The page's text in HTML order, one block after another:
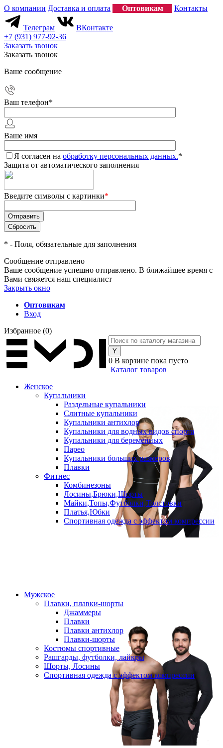
О компании Доставка и оплата Оптовикам Контакты
Телеграм
ВКонтакте
+7 (931) 977-92-36
Заказать звонок
Заказать звонок
Ваше сообщение
Ваш телефон*
Ваше имя
Я согласен на обработку персональных данных.*
Защита от автоматического заполнения
Введите символы с картинки*
* - Поля, обязательные для заполнения
Сообщение отправлено
Ваше сообщение успешно отправлено. В ближайшее время с
Вами свяжется наш специалист
Закрыть окно
Оптовикам
Вход
Избранное (0)
0 В корзине пока пусто
Каталог товаров
Женское
Купальники
Раздельные купальники
Слитные купальники
Купальники антихлор
Купальники для водных видов спорта
Купальники для беременных
Парео
Купальники больших размеров
Плавки
Фитнес
Комбинезоны
Лосины,Брюки,Шорты
Майки,Топы,Футболки,Толстовки
Платья,Юбки
Спортивная одежда с эффектом компрессии
Мужское
Плавки, плавки-шорты
Джаммеры
Плавки
Плавки антихлор
Плавки-шорты
Костюмы спортивные
Рашгарды, футболки, лайкры
Шорты, Лосины
Спортивная одежда с эффектом компрессии